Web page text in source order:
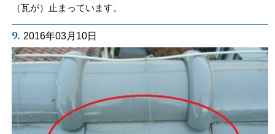
（瓦が）止まっています。
9. 2016年03月10日